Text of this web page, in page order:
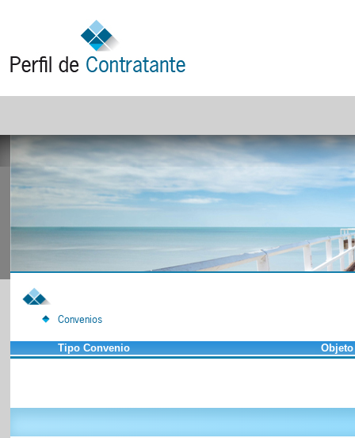
Convenios
Tipo Convenio Objeto